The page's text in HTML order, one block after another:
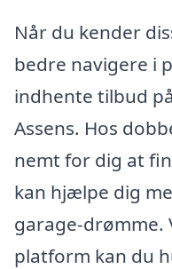
Når du kender
bedre navigere i
indhente tilbud
Assens. Hos
nemt for dig at
kan hjælpe dig
garage-drømme.
platform kan du